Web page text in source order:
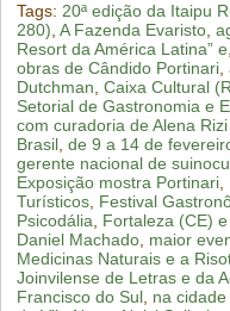
Tags: 20ª edição da Itaipu
280) A Fazenda Evaristo,
Resort da América Latina” e
obras de Cândido Portinari,
Dutchman Caixa Cultural
Setorial de Gastronomia e
com curadoria de Alena Rizi
Brasil, de 9 a 14 de
gerente nacional de
Exposição mostra Portinari,
Turísticos, Festival
Psicodália
Fortaleza (CE)
Daniel Machado, maior
Medicinas Naturais e a
Joinvilense de Letras e da
Francisco do Sul, na